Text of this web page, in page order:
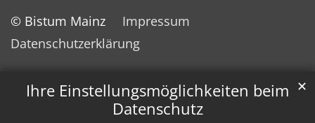
Ihre Einstellungsmöglichkeiten beim
Datenschutz
✕
© Bistum Mainz
Impressum
Datenschutzerklärung